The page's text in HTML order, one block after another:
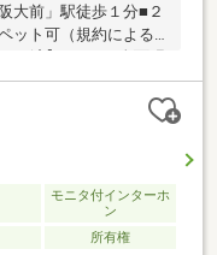
大前」駅徒歩１分■２
ット可（規約による
ム済】■クロス全面張
パナソニック）■浴室
替（パナソニック）■
イル張替（トイレ・洗
）■ダウンライト新設
メッセージ】■阪急オ
面市立萱野東小学
船場阪大前駅店・・・
モニタ付インターホ
ン
所有権